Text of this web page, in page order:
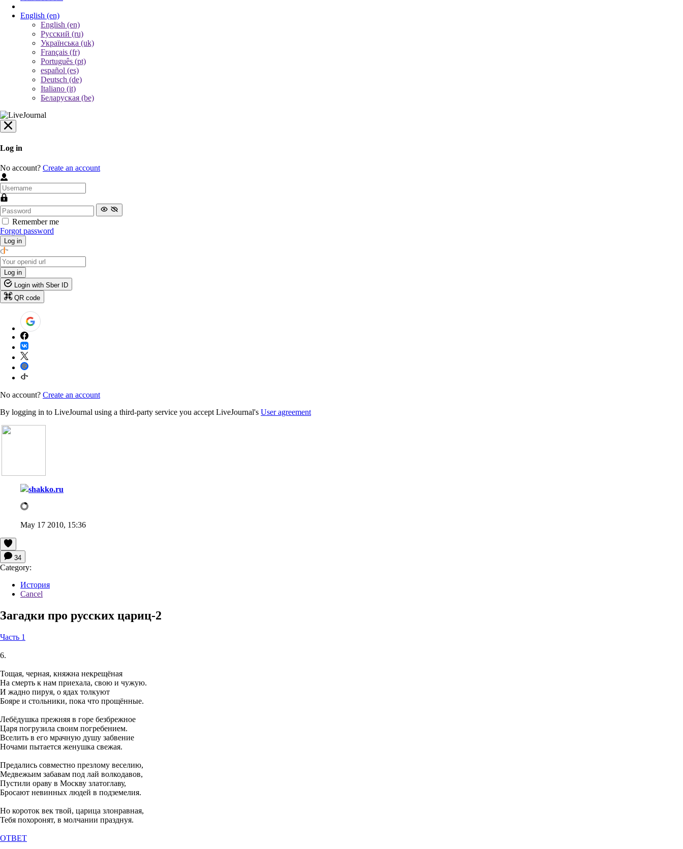
English (en)
English (en)
Русский (ru)
Українська (uk)
Français (fr)
Português (pt)
español (es)
Deutsch (de)
Italiano (it)
Беларуская (be)
Log in
No account? Create an account
Remember me
Forgot password
Log in
Log in
Login with Sber ID
QR code
No account? Create an account
By logging in to LiveJournal using a third-party service you accept LiveJournal's User agreement
shakko.ru
May 17 2010, 15:36
34
Category:
История
Cancel
Загадки про русских цариц-2
Часть 1
6.
Тощая, черная, княжна некрещёная
На смерть к нам приехала, свою и чужую.
И жадно пируя, о ядах толкуют
Бояре и стольники, пока что прощённые.
Лебёдушка прежняя в горе безбрежное
Царя погрузила своим погребением.
Вселить в его мрачную душу забвение
Ночами пытается женушка свежая.
Предались совместно презлому веселию,
Медвежьим забавам под лай волкодавов,
Пустили ораву в Москву златоглаву,
Бросают невинных людей в подземелия.
Но короток век твой, царица злонравная,
Тебя похоронят, в молчании празднуя.
ОТВЕТ